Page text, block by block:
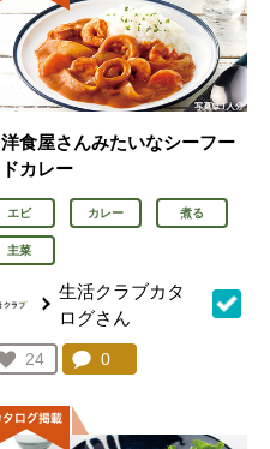
洋食屋さんみたいなシーフー
ドカレー
エビ カレー 煮る
主菜
生活クラブカタ
ログさん
お気に入り登録：
24
人が登録
コメント：
0件。コメントを見る。